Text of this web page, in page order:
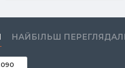
НАЙБІЛЬШ